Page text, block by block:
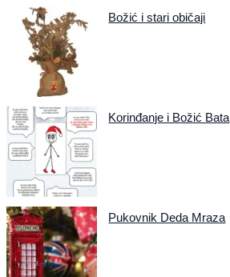
Božić i stari običaji
Korinđanje i Božić Bata
Pukovnik Deda Mraza